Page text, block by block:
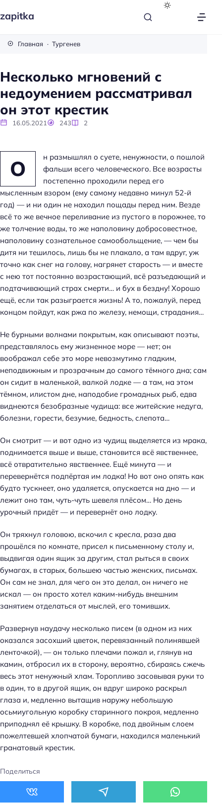
zapitka
Главная Тургенев
Несколько мгновений с
недоумением рассматривал
он этот крестик
16.05.2021 243 2
О
н размышлял о суете, ненужности, о пошлой
фальши всего человеческого. Все возрасты
постепенно проходили перед его
мысленным взором (ему самому недавно минул 52-й
год) — и ни один не находил пощады перед ним. Везде
всё то же вечное переливание из пустого в порожнее, то
же толчение воды, то же наполовину добросовестное,
наполовину сознательное самообольщение, — чем бы
дитя ни тешилось, лишь бы не плакало, а там вдруг, уж
точно как снег на голову, нагрянет старость — и вместе
с нею тот постоянно возрастающий, всё разъедающий и
подтачивающий страх смерти… и бух в бездну! Хорошо
ещё, если так разыграется жизнь! А то, пожалуй, перед
концом пойдут, как ржа по железу, немощи, страдания…
Не бурными волнами покрытым, как описывают поэты,
представлялось ему жизненное море — нет; он
воображал себе это море невозмутимо гладким,
неподвижным и прозрачным до самого тёмного дна; сам
он сидит в маленькой, валкой лодке — а там, на этом
тёмном, илистом дне, наподобие громадных рыб, едва
виднеются безобразные чудища: все житейские недуга,
болезни, горести, безумие, бедность, слепота…
Он смотрит — и вот одно из чудищ выделяется из мрака,
поднимается выше и выше, становится всё явственнее,
всё отвратительно явственнее. Ещё минута — и
перевернётся подпёртая им лодка! Но вот оно опять как
будто тускнеет, оно удаляется, опускается на дно — и
лежит оно там, чуть-чуть шевеля плёсом… Но день
урочный придёт — и перевернёт оно лодку.
Он тряхнул головою, вскочил с кресла, раза два
прошёлся по комнате, присел к письменному столу и,
выдвигая один ящик за другим, стал рыться в своих
бумагах, в старых, большею частью женских, письмах.
Он сам не знал, для чего он это делал, он ничего не
искал — он просто хотел каким-нибудь внешним
занятием отделаться от мыслей, его томивших.
Развернув наудачу несколько писем (в одном из них
оказался засохший цветок, перевязанный полинявшей
ленточкой), — он только плечами пожал и, глянув на
камин, отбросил их в сторону, вероятно, сбираясь сжечь
весь этот ненужный хлам. Торопливо засовывая руки то
в один, то в другой ящик, он вдруг широко раскрыл
глаза и, медленно вытащив наружу небольшую
осьмиугольную коробку старинного покроя, медленно
приподнял её крышку. В коробке, под двойным слоем
пожелтевшей хлопчатой бумаги, находился маленький
гранатовый крестик.
Поделиться
Н
а
т